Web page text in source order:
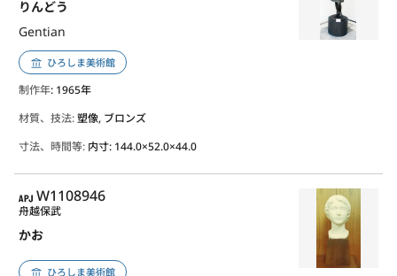
りんどう
Gentian
ひろしま美術館
制作年: 1965年
材質、技法:塑像, ブロンズ
寸法、時間等: 内寸: 144.0×52.0×44.0
APJ
W1108946
かお
舟越保武
ひろしま美術館